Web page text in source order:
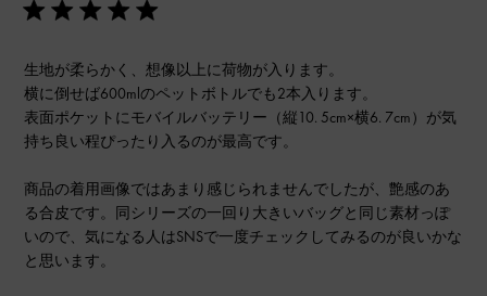
生地が柔らかく、想像以上に荷物が入ります。
横に倒せば600mlのペットボトルでも2本入ります。
表面ポケットにモバイルバッテリー（縦10. 5cm×横6. 7cm）が気
持ち良い程ぴったり入るのが最高です。
商品の着用画像ではあまり感じられませんでしたが、艶感のあ
る合皮です。同シリーズの一回り大きいバッグと同じ素材っぽ
いので、気になる人はSNSで一度チェックしてみるのが良いかな
と思います。